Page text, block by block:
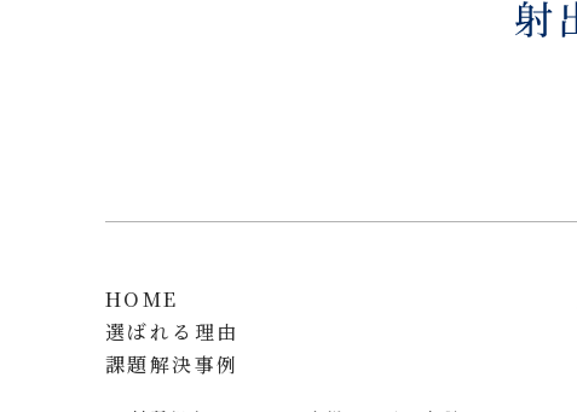
HOME
選ばれる理由
課題解決事例